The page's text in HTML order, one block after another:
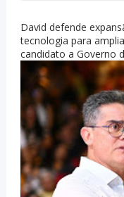
David defende
tecnologia para
candidato a Governo